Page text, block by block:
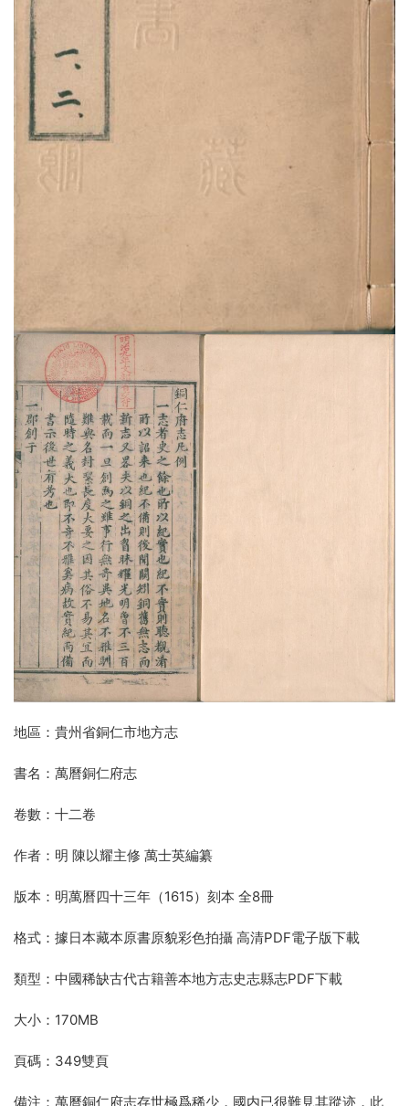
地區：貴州省銅仁市地方志
書名：萬曆銅仁府志
卷數：十二卷
作者：明 陳以耀主修 萬士英編纂
版本：明萬曆四十三年（1615）刻本 全8冊
格式：據日本藏本原書原貌彩色拍攝 高清PDF電子版下載
類型：中國稀缺古代古籍善本地方志史志縣志PDF下載
大小：170MB
頁碼：349雙頁
備注：萬曆銅仁府志存世極爲稀少，國内已很難見其蹤迹，此